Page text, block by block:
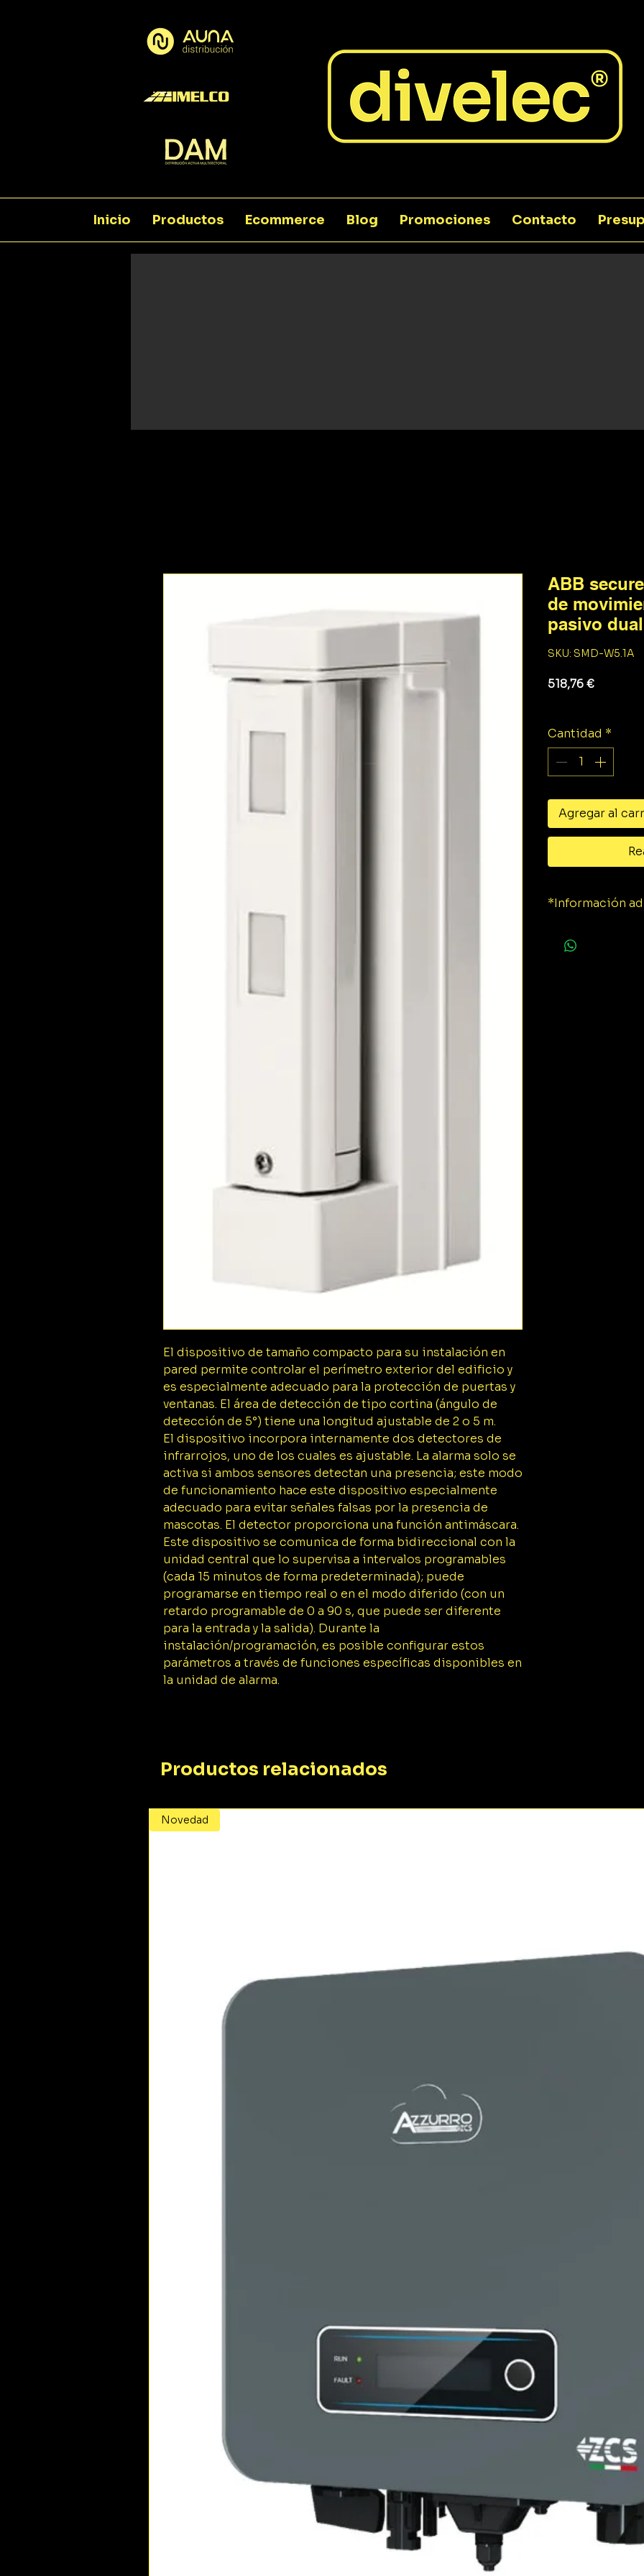
Inicio Productos Ecommerce Blog Promociones Contacto
El dispositivo de tamaño compacto para su instalación en
pared permite controlar el perímetro exterior del edificio y
es especialmente adecuado para la protección de puertas y
ventanas. El área de detección de tipo cortina (ángulo de
detección de 5°) tiene una longitud ajustable de 2 o 5 m.
El dispositivo incorpora internamente dos detectores de
infrarrojos, uno de los cuales es ajustable. La alarma solo se
activa si ambos sensores detectan una presencia; este modo
de funcionamiento hace este dispositivo especialmente
adecuado para evitar señales falsas por la presencia de
mascotas. El detector proporciona una función antimáscara.
Este dispositivo se comunica de forma bidireccional con la
unidad central que lo supervisa a intervalos programables
(cada 15 minutos de forma predeterminada); puede
programarse en tiempo real o en el modo diferido (con un
retardo programable de 0 a 90 s, que puede ser diferente
para la entrada y la salida). Durante la
instalación/programación, es posible configurar estos
parámetros a través de funciones específicas disponibles en
la unidad de alarma.
ABB
de
pasivo
SKU: SMD-W5.1A
518,76 €Precio
Cantidad *
Agregar al
*Información
Productos relacionados
Novedad